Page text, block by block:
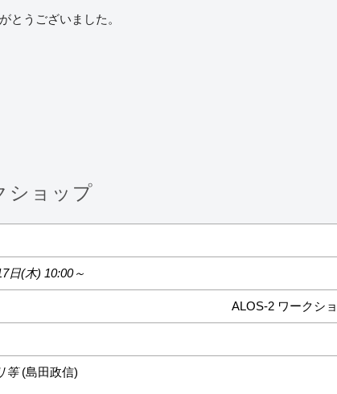
とうございました。
ショップ
日(木) 10:00～
ALOS-2 ワークシ
等(島田政信)